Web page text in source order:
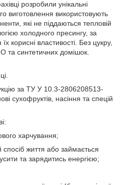
розробили унікальні
виготовлення використовують
які не піддаються тепловій
холодного пресингу, за
корисні властивості. Без цукру,
та синтетичних домішок.
за ТУ У 10.3-2806208513-
сухофруктів, насіння та спецій
харчування;
життя або займається
та зарядитись енергією;